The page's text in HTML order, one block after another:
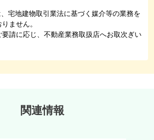
宅地建物取引業法に基づく媒介等の業務を
ません。
要請に応じ、不動産業務取扱店へお取次ぎい
関連情報